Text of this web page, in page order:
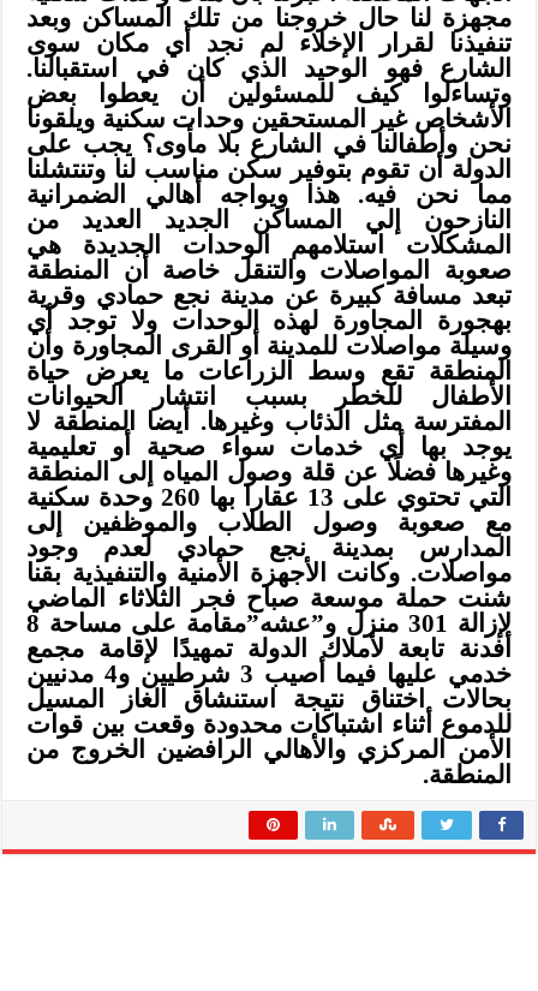
مجهزة لنا حال خروجنا من تلك المساكن وبعد
تنفيذنا لقرار الإخلاء لم نجد أي مكان سوى
الشارع فهو الوحيد الذي كان في استقبالنا.
وتساءلوا كيف للمسئولين أن يعطوا بعض
الأشخاص غير المستحقين وحدات سكنية ويلقونا
نحن وأطفالنا في الشارع بلا مأوى؟ يجب على
الدولة أن تقوم بتوفير سكن مناسب لنا وتنتشلنا
مما نحن فيه. هذا ويواجه أهالي الضمرانية
النازحون إلي المساكن الجديد العديد من
المشكلات استلامهم الوحدات الجديدة هي
صعوبة المواصلات والتنقل خاصة أن المنطقة
تبعد مسافة كبيرة عن مدينة نجع حمادي وقرية
بهجورة المجاورة لهذه الوحدات ولا توجد أي
وسيلة مواصلات للمدينة أو القرى المجاورة وأن
المنطقة تقع وسط الزراعات ما يعرض حياة
الأطفال للخطر بسبب انتشار الحيوانات
المفترسة مثل الذئاب وغيرها. أيضا المنطقة لا
يوجد بها أي خدمات سواء صحية أو تعليمية
وغيرها فضلًا عن قلة وصول المياه إلى المنطقة
التي تحتوي على 13 عقارا بها 260 وحدة سكنية
مع صعوبة وصول الطلاب والموظفين إلى
المدارس بمدينة نجع حمادي لعدم وجود
مواصلات. وكانت الأجهزة الأمنية والتنفيذية بقنا
شنت حملة موسعة صباح فجر الثلاثاء الماضي
لإزالة 301 منزل و”عشه”مقامة على مساحة 8
أفدنة تابعة لأملاك الدولة تمهيدًا لإقامة مجمع
خدمي عليها فيما أصيب 3 شرطيين و4 مدنيين
بحالات اختناق نتيجة استنشاق الغاز المسيل
للدموع أثناء اشتباكات محدودة وقعت بين قوات
الأمن المركزي والأهالي الرافضين الخروج من
المنطقة.